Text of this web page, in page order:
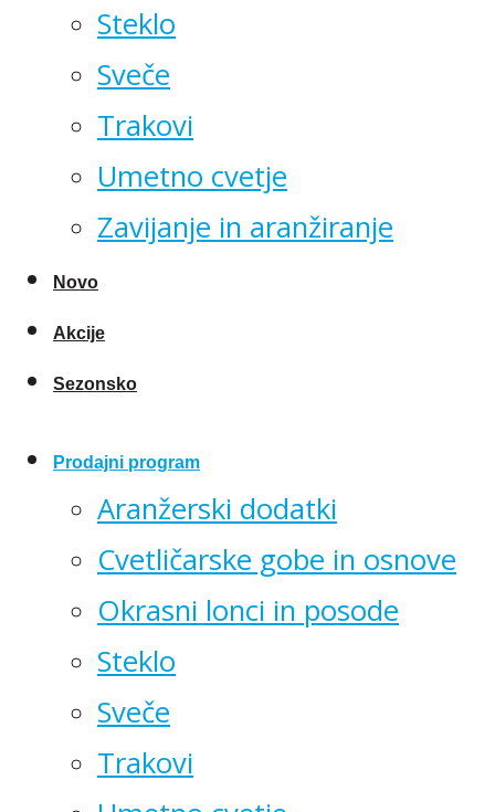
Steklo
Sveče
Trakovi
Umetno cvetje
Zavijanje in aranžiranje
Novo
Akcije
Sezonsko
Prodajni program
Aranžerski dodatki
Cvetličarske gobe in osnove
Okrasni lonci in posode
Steklo
Sveče
Trakovi